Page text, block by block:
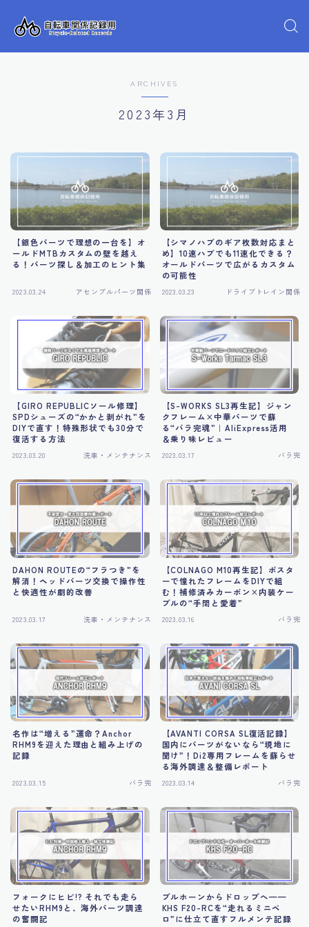
ARCHIVES
2023年3月
【銀色パーツで理想の一台を】オ
ールドMTBカスタムの壁を越え
る！パーツ探し＆加工のヒント集
2023.03.24 アセンブルパーツ関係
【シマノハブのギア枚数対応まと
め】10速ハブでも11速化できる？
オールドパーツで広がるカスタム
の可能性
2023.03.23 ドライブトレイン関係
【GIRO REPUBLICソール修理】
SPDシューズの“かかと剥がれ”を
DIYで直す！特殊形状でも30分で
復活する方法
2023.03.20 洗車・メンテナンス
【S-WORKS SL3再生記】ジャン
クフレーム×中華パーツで蘇
る“バラ完魂”｜AliExpress活用
＆乗り味レビュー
2023.03.17 バラ完
DAHON ROUTEの“フラつき”を
解消！ヘッドパーツ交換で操作性
と快適性が劇的改善
2023.03.17 洗車・メンテナンス
【COLNAGO M10再生記】ポスタ
ーで憧れたフレームをDIYで組
む！補修済みカーボン×内装ケー
ブルの“手間と愛着”
2023.03.16 バラ完
名作は“増える”運命？Anchor
RHM9を迎えた理由と組み上げの
記録
2023.03.15 バラ完
【AVANTI CORSA SL復活記録】
国内にパーツがないなら“現地に
聞け”！Di2専用フレームを蘇らせ
る海外調達＆整備レポート
2023.03.14 バラ完
フォークにヒビ!? それでも走ら
せたいRHM9と、海外パーツ調達
の奮闘記
ブルホーンからドロップへ——
KHS F20-RCを“走れるミニベ
ロ”に仕立て直すフルメンテ記録